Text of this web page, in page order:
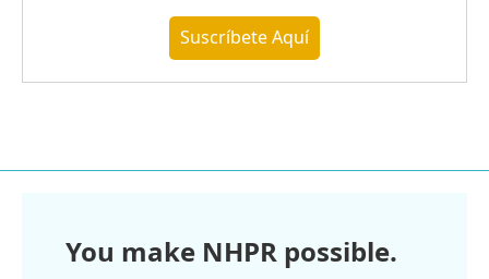
Suscríbete Aquí
You make NHPR possible.